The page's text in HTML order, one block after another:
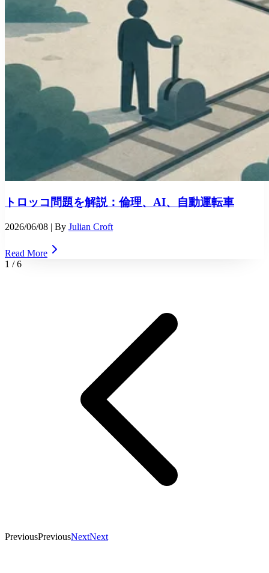
トロッコ問題を解説：倫理、AI、自動運転車
2026/06/08 | By Julian Croft
Read More
1 /6
PreviousPreviousNextNext